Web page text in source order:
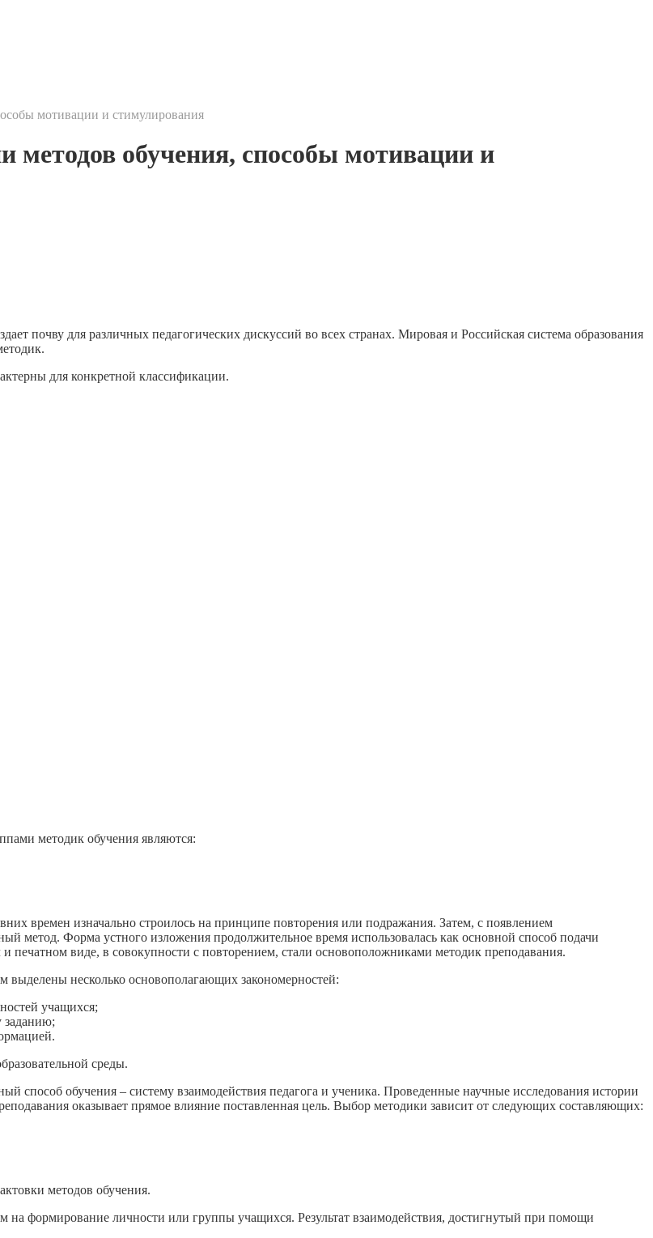
мотивации и стимулирования
методов обучения, способы мотивации и
почву для различных педагогических дискуссий во всех странах. Мировая и Российская система образования
для конкретной классификации.
методик обучения являются:
времен изначально строилось на принципе повторения или подражания. Затем, с появлением
метод. Форма устного изложения продолжительное время использовалась как основной способ подачи
виде, в совокупности с повторением, стали основоположниками методик преподавания.
несколько основополагающих закономерностей:
учащихся;
заданию;
среды.
способ обучения – систему взаимодействия педагога и ученика. Проведенные научные исследования истории
оказывает прямое влияние поставленная цель. Выбор методики зависит от следующих составляющих:
методов обучения.
формирование личности или группы учащихся. Результат взаимодействия, достигнутый при помощи